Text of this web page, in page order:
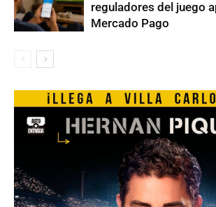
reguladores del juego
Mercado Pago